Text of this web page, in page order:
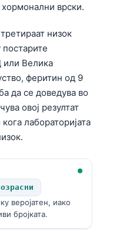
врски.
низок
или Велика
феритин од 9
да се доведува во
овој резултат
лабораторијата
веројатен, иако
бројката.